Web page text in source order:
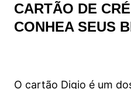
CARTÃO DE
CONHEA SEUS
O cartão Digio é um